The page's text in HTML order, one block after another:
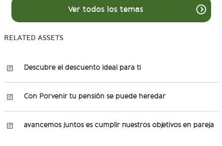
Ver todos los temas
RELATED ASSETS
Descubre el descuento ideal para ti
Con Porvenir tu pensión se puede heredar
avancemos juntos es cumplir nuestros objetivos en pareja